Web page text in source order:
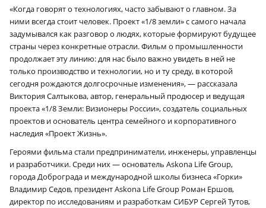
«Когда говорят о технологиях, часто забывают о главном. За
ними всегда стоит человек. Проект «1/8 земли» с самого начала
задумывался как разговор о людях, которые формируют будущее
страны через конкретные отрасли. Фильм о промышленности
продолжает эту линию: для нас было важно увидеть в ней не
только производство и технологии, но и ту среду, в которой
сегодня рождаются долгосрочные изменения», — рассказала
Виктория Салтыкова, автор, генеральный продюсер и ведущая
проекта «1/8 Земли: Визионеры России», создатель социальных
проектов и основатель центра семейного и корпоративного
наследия «Проект Жизнь».
Героями фильма стали предприниматели, инженеры, управленцы
и разработчики. Среди них — основатель Askona Life Group,
города Доброграда и международной школы бизнеса «Горки»
Владимир Седов, президент Askona Life Group Роман Ершов,
директор по исследованиям и разработкам СИБУР Сергей Тутов,